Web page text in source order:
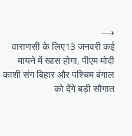
वाराणसी के लिए13 जनवरी कई
मायने में खास होगा, पीएम मोदी
काशी संग बिहार और पश्चिम बंगाल
को देंगे बड़ी सौगात
⟶